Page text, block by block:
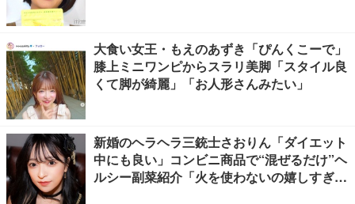
大食い女王・もえのあずき「ぴんくこーで」
膝上ミニワンピからスラリ美脚「スタイル良
くて脚が綺麗」「お人形さんみたい」
新婚のヘラヘラ三銃士さおりん「ダイエット
中にも良い」コンビニ商品で“混ぜるだけ”ヘ
ルシー副菜紹介「火を使わないの嬉しすぎ